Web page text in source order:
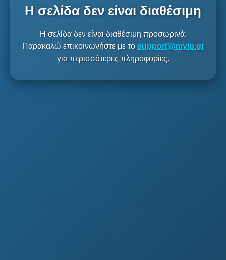
Η σελίδα δεν είναι διαθέσιμη
Η σελίδα δεν είναι διαθέσιμη προσωρινά.
Παρακαλώ επικοινωνήστε με το support@myip.gr
για περισσότερες πληροφορίες.